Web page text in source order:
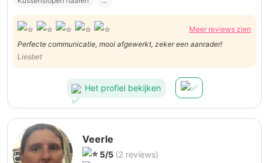
Meer reviews zien
Perfecte communicatie, mooi afgewerkt, zeker een aanrader!
Liesbet
Het profiel bekijken
Veerle
5/5 (2 reviews)